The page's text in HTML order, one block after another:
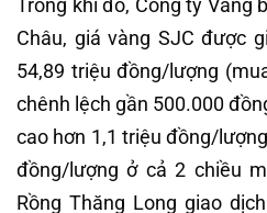
Trong khi đó, Công ty Vàng
Châu, giá vàng SJC được
54,89 triệu đồng/lượng
chênh lệch gần 500.000
cao hơn 1,1 triệu đồng/
đồng/lượng ở cả 2 chiều
Rồng Thăng Long giao